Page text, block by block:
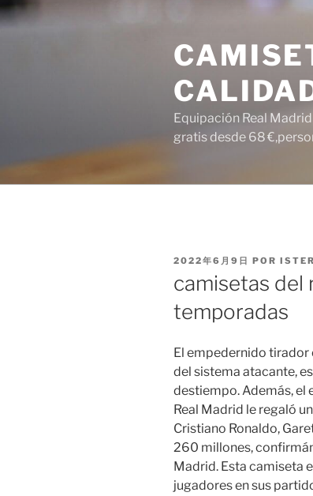
Saltar
al
Equipación Real
gratis desde 68
PUBLICADO
2022年6月9日 POR
camisetas del
temporadas
El empedernido
del sistema atacante,
destiempo. Además, el
Real Madrid le regaló
Cristiano Ronaldo,
260 millones,
Madrid. Esta camiseta
jugadores en sus